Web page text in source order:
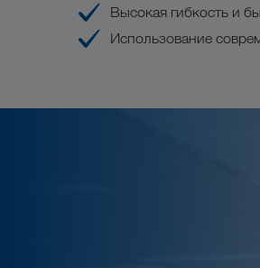
Высокая гибкость и
Использование